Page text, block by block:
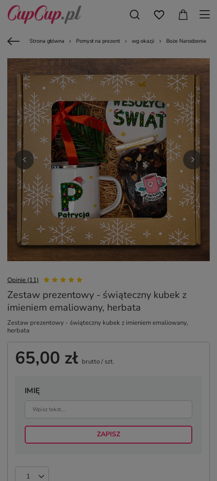
Strona główna Pomysł na prezent wg okazji Boże Narodzenie
Opinie (11)
Zestaw prezentowy - świąteczny kubek z
imieniem emaliowany, herbata
Zestaw prezentowy - świąteczny kubek z imieniem emaliowany,
herbata
65,00 zł brutto/ szt.
IMIĘ
ZAPISZ